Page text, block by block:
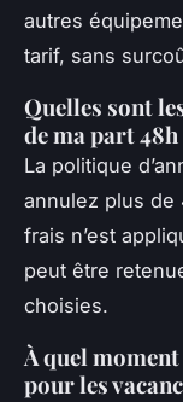
autres
tarif, sans
Quelles sont
de ma part 48h
La politique
annulez plus de
frais n’est
peut être
choisies.
À quel
pour les